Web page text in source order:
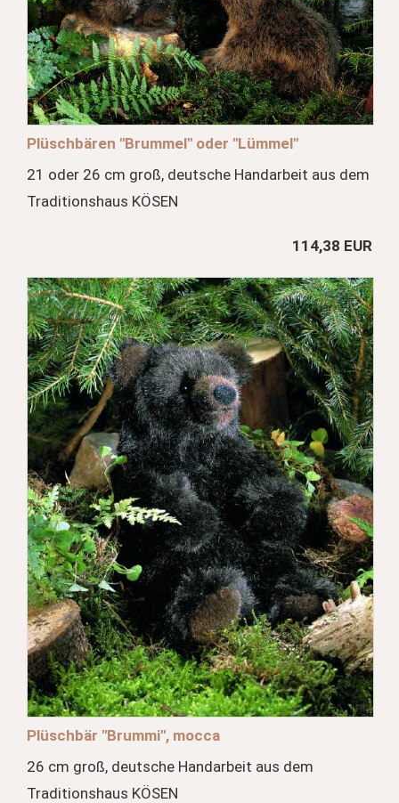
Plüschbären "Brummel" oder "Lümmel"
21 oder 26 cm groß, deutsche Handarbeit aus dem
Traditionshaus KÖSEN
114,38 EUR
Plüschbär "Brummi", mocca
26 cm groß, deutsche Handarbeit aus dem
Traditionshaus KÖSEN